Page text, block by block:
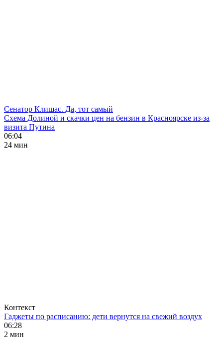
Сенатор Клишас. Да, тот самый
Схема Долиной и скачки цен на бензин в Красноярске из-за
визита Путина
06:04
24 мин
Контекст
Гаджеты по расписанию: дети вернутся на свежий воздух
06:28
2 мин